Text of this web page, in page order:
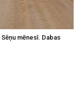
mēnesī. Dabas